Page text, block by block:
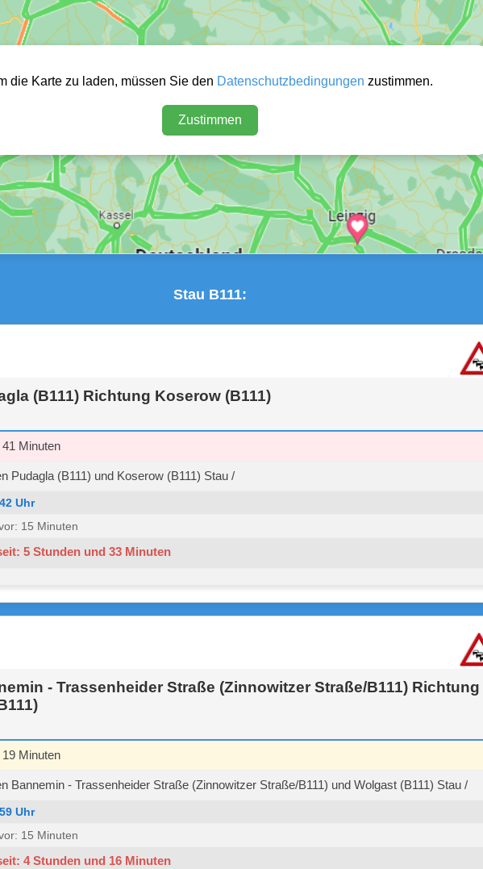
die Karte zu laden, müssen Sie den Datenschutzbedingungen zustimmen.
Zustimmen
Stau B111:
(B111) Richtung Koserow (B111)
Minuten
Pudagla (B111) und Koserow (B111) Stau /
Uhr
15 Minuten
5 Stunden und 33 Minuten
- Trassenheider Straße (Zinnowitzer Straße/B111) Richtung
Minuten
Bannemin - Trassenheider Straße (Zinnowitzer Straße/B111) und Wolgast (B111) Stau /
Uhr
15 Minuten
4 Stunden und 16 Minuten